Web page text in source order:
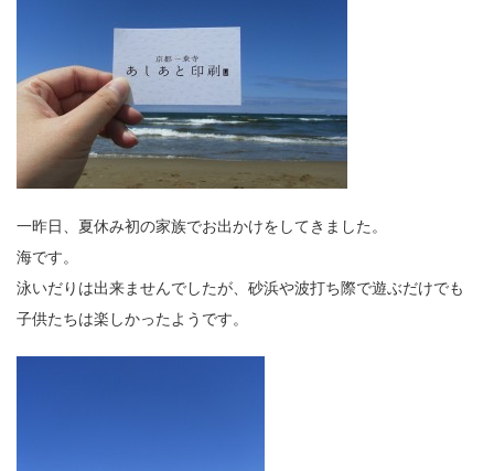
一昨日、夏休み初の家族でお出かけをしてきました。
海です。
泳いだりは出来ませんでしたが、砂浜や波打ち際で遊ぶだけでも
子供たちは楽しかったようです。